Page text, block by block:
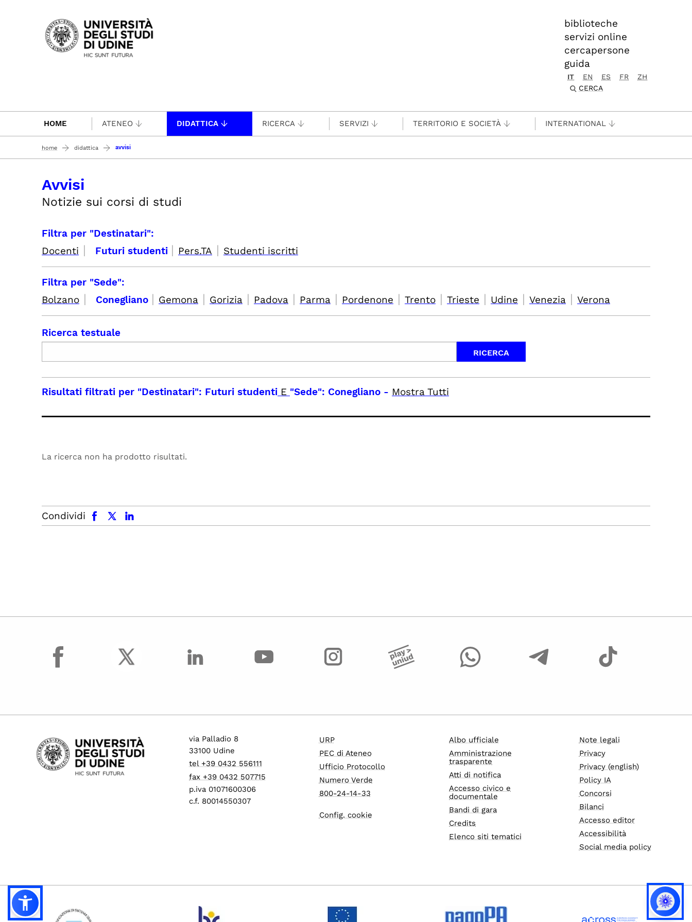
Passa al contenuto principale
biblioteche
servizi online
cercapersone
guida
IT EN ES FR
ZH
CERCA
HOME ATENEO DIDATTICA RICERCA SERVIZI TERRITORIO E SOCIETÀ INTERNATIONAL
home didattica avvisi
Avvisi
Notizie sui corsi di studi
Filtra per "Destinatari":
Docenti | Futuri studenti | Pers.TA | Studenti iscritti
Filtra per "Sede":
Bolzano | Conegliano | Gemona | Gorizia | Padova | Parma | Pordenone | Trento | Trieste | Udine | Venezia | Verona
Ricerca testuale
Risultati filtrati per "Destinatari": Futuri studenti E "Sede": Conegliano - Mostra Tutti
La ricerca non ha prodotto risultati.
Condividi
facebook x.com linkedin
facebook
via Palladio 8
33100 Udine
tel +39 0432 556111
fax +39 0432 507715
p.iva 01071600306
c.f. 80014550307
URP
PEC di Ateneo
Ufficio Protocollo
Numero Verde
800-24-14-33
Config. cookie
Albo ufficiale
Amministrazione
trasparente
Atti di notifica
Accesso civico e
documentale
Bandi di gara
Credits
Elenco siti tematici
Note legali
Privacy
Privacy (english)
Policy IA
Concorsi
Bilanci
Accesso editor
Accessibilità
Social media policy